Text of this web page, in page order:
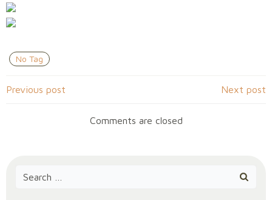
No Tag
Post
navigation
Previous post
navigation
Next post
Comments are closed
Search